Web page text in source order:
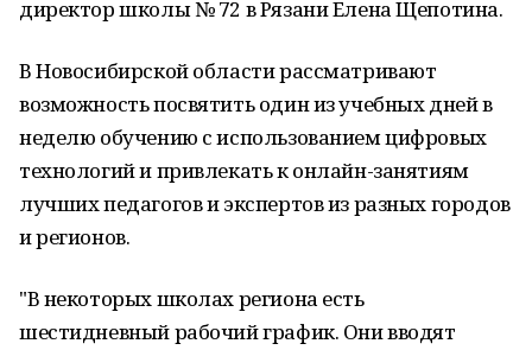
директор школы № 72 в Рязани Елена Щепотина.
В Новосибирской области рассматривают
возможность посвятить один из учебных дней в
неделю обучению с использованием цифровых
технологий и привлекать к онлайн-занятиям
лучших педагогов и экспертов из разных городов
и регионов.
"В некоторых школах региона есть
шестидневный рабочий график. Они вводят